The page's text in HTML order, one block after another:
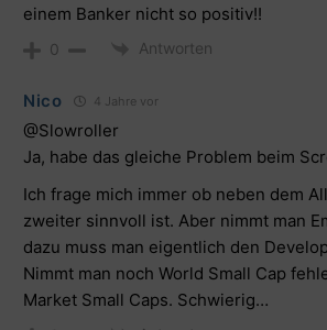
einem Banker nicht so positiv!!
0 Antworten
Nico 4 Jahre vor
@Slowroller
Ja, habe das gleiche Problem beim
Ich frage mich immer ob neben dem
zweiter sinnvoll ist. Aber nimmt man
dazu muss man eigentlich den
Nimmt man noch World Small Cap
Market Small Caps. Schwierig…